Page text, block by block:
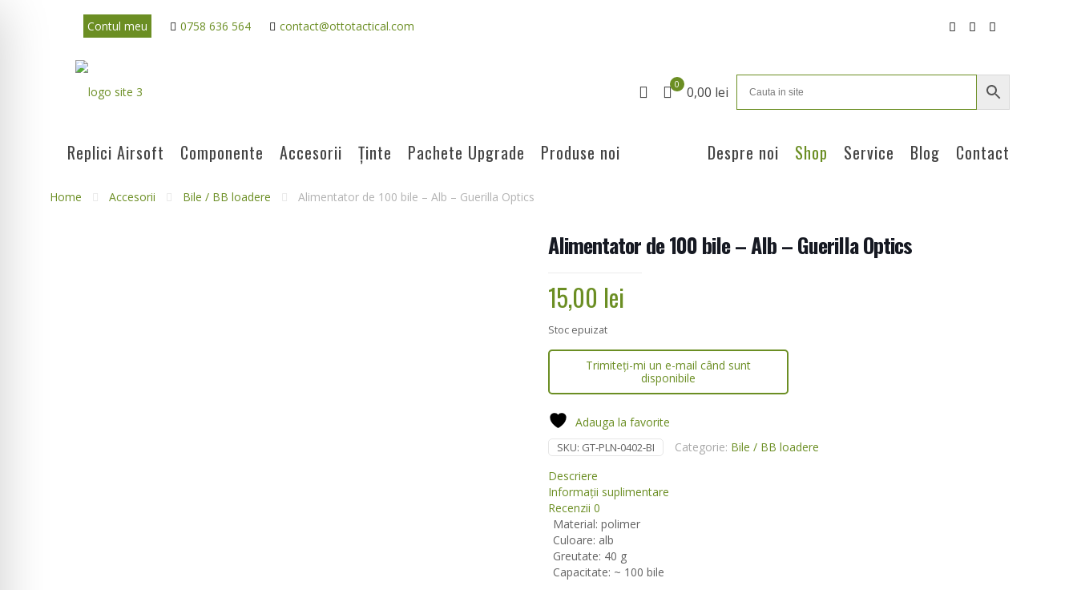
Contul meu 0758 636 564 contact@ottotactical.com
0 0,00 lei
Replici Airsoft Componente Accesorii Ținte Pachete Upgrade Produse noi Despre noi Shop Service Blog Contact
Home Accesorii Bile / BB loadere Alimentator de 100 bile – Alb – Guerilla Optics
Alimentator de 100 bile – Alb – Guerilla Optics
15,00 lei
Stoc epuizat
Trimiteți-mi un e-mail când sunt
disponibile
Adauga la favorite
SKU: GT-PLN-0402-BI Categorie: Bile / BB loadere
Descriere
Informații suplimentare
Recenzii 0
Material: polimer
Culoare: alb
Greutate: 40 g
Capacitate: ~ 100 bile